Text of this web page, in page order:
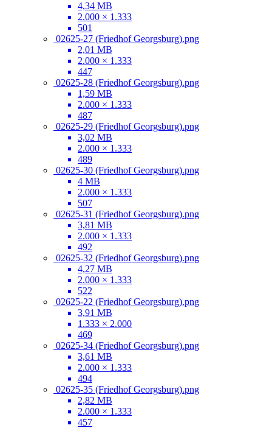
4,34 MB
2.000 × 1.333
501
02625-27 (Friedhof Georgsburg).png
2,01 MB
2.000 × 1.333
447
02625-28 (Friedhof Georgsburg).png
1,59 MB
2.000 × 1.333
487
02625-29 (Friedhof Georgsburg).png
3,02 MB
2.000 × 1.333
489
02625-30 (Friedhof Georgsburg).png
4 MB
2.000 × 1.333
507
02625-31 (Friedhof Georgsburg).png
3,81 MB
2.000 × 1.333
492
02625-32 (Friedhof Georgsburg).png
4,27 MB
2.000 × 1.333
522
02625-22 (Friedhof Georgsburg).png
3,91 MB
1.333 × 2.000
469
02625-34 (Friedhof Georgsburg).png
3,61 MB
2.000 × 1.333
494
02625-35 (Friedhof Georgsburg).png
2,82 MB
2.000 × 1.333
457